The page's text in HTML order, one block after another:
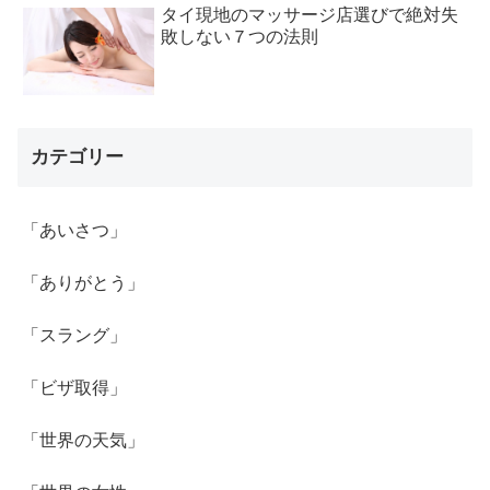
タイ現地のマッサージ店選びで絶対失
敗しない７つの法則
カテゴリー
「あいさつ」
「ありがとう」
「スラング」
「ビザ取得」
「世界の天気」